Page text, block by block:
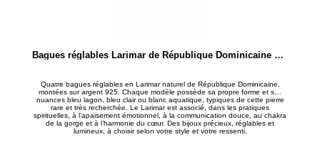
Bagues réglables Larimar de République Dominicaine en Argent 925 – Pierres rares d’apaisement et de communication
Quatre bagues réglables en Larimar naturel de République Dominicaine,
montées sur argent 925. Chaque modèle possède sa propre forme et ses
nuances bleu lagon, bleu clair ou blanc aquatique, typiques de cette pierre
rare et très recherchée. Le Larimar est associé, dans les pratiques
spirituelles, à l’apaisement émotionnel, à la communication douce, au chakra
de la gorge et à l’harmonie du cœur. Des bijoux précieux, réglables et
lumineux, à choisir selon votre style et votre ressenti.